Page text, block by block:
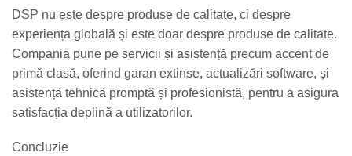
DSP nu este despre produse de calitate, ci despre
experiența globală și este doar despre produse de calitate.
Compania pune pe servicii și asistență precum accent de
primă clasă, oferind garan extinse, actualizări software, și
asistență tehnică promptă și profesionistă, pentru a asigura
satisfacția deplină a utilizatorilor.
Concluzie